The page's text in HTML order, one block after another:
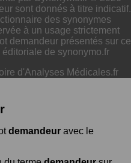
sont donnés à titre indicatif.
des synonymes
à un usage strictement
demandeur présentés sur ce
de synonymo.fr
d'Analyses Médicales.fr
demandeur avec le